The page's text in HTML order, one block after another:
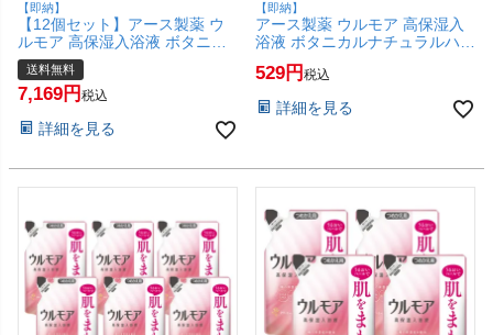
【即納】
【12個セット】アース製薬 ウ
ルモア 高保湿入浴液 ボタニカ
ルナチュラルハーブの香り つめ
かえ 480ml×12個【浴用化粧料
入浴剤 レフィル 詰替】【宅配
送料無料
7,169 税込
詳細を見る
【即納】
アース製薬 ウルモア 高保湿入
浴液 ボタニカルナチュラルハー
ブの香り つめかえ 480ml【浴
用化粧料 入浴剤 レフィル 詰
529 税込
詳細を見る